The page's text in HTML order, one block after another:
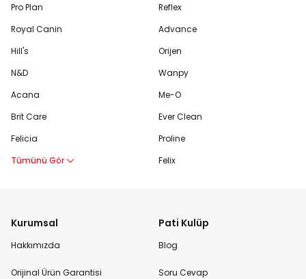
Pro Plan
Royal Canin
Hill's
N&D
Acana
Brit Care
Felicia
Tümünü Gör
Reflex
Advance
Orijen
Wanpy
Me-O
Ever Clean
Proline
Felix
Kurumsal
Hakkımızda
Orijinal Ürün Garantisi
Pati Kulüp
Blog
Soru Cevap